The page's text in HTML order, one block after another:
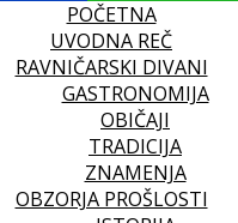
POČETNA
UVODNA REČ
RAVNIČARSKI DIVANI
GASTRONOMIJA
OBIČAJI
TRADICIJA
ZNAMENJA
OBZORJA PROŠLOSTI